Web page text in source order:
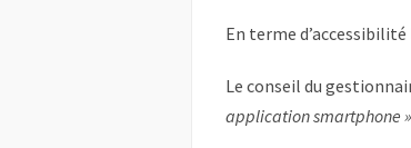
En terme
Le conseil du
application smartphone »